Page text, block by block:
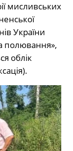
мисливських
України
полювання»,
облік